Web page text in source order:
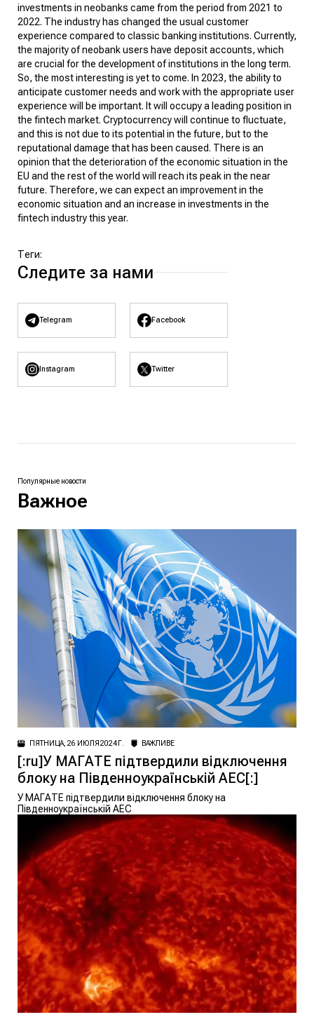
investments in neobanks came from the period from 2021 to
2022. The industry has changed the usual customer
experience compared to classic banking institutions. Currently,
the majority of neobank users have deposit accounts, which
are crucial for the development of institutions in the long term.
So, the most interesting is yet to come. In 2023, the ability to
anticipate customer needs and work with the appropriate user
experience will be important. It will occupy a leading position in
the fintech market. Cryptocurrency will continue to fluctuate,
and this is not due to its potential in the future, but to the
reputational damage that has been caused. There is an
opinion that the deterioration of the economic situation in the
EU and the rest of the world will reach its peak in the near
future. Therefore, we can expect an improvement in the
economic situation and an increase in investments in the
fintech industry this year.
Теги:
Следите за нами
Telegram Facebook
Instagram Twitter
Популярные новости
Важное
ПЯТНИЦА, 26 ИЮЛЯ 2024 Г. ВАЖЛИВЕ
[:ru]У МАГАТЕ підтвердили відключення
блоку на Південноукраїнській АЕС[:]
У МАГАТЕ підтвердили відключення блоку на
Південноукраїнській АЕС